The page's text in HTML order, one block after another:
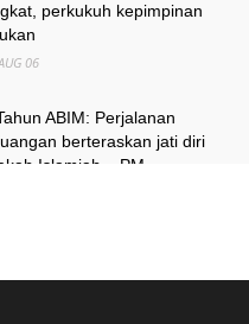
perkukuh kepimpinan
06
ABIM: Perjalanan
berteraskan jati diri
Islamiah – PM